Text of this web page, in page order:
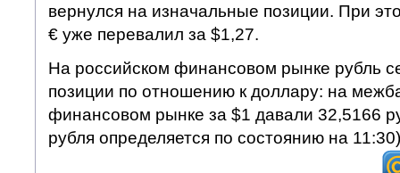
вернулся на изначальные позиции. При
€ уже перевалил за $1,27.
На российском финансовом рынке рубль
позиции по отношению к доллару: на
финансовом рынке за $1 давали 32,5166
рубля определяется по состоянию на